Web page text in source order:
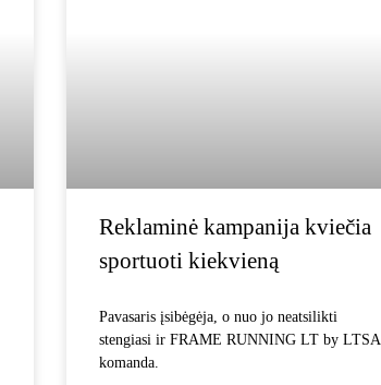
Reklaminė kampanija kviečia
sportuoti kiekvieną
Pavasaris įsibėgėja, o nuo jo neatsilikti
stengiasi ir FRAME RUNNING LT by LTSA
komanda.